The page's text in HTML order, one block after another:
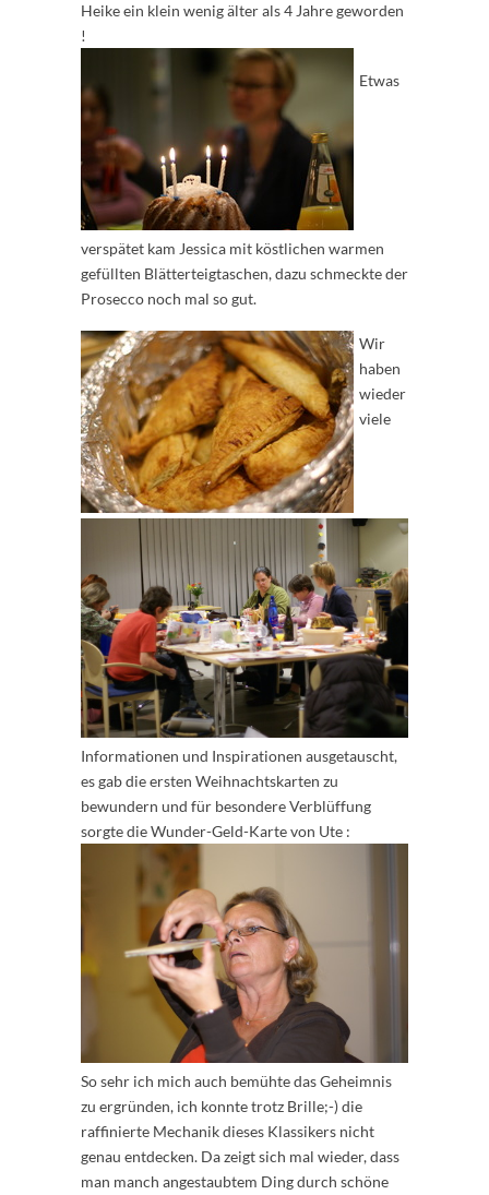
Heike ein klein wenig älter als 4 Jahre geworden
!
Etwas
verspätet kam Jessica mit köstlichen warmen
gefüllten Blätterteigtaschen, dazu schmeckte der
Prosecco noch mal so gut.
Wir
haben
wieder
viele
Informationen und Inspirationen ausgetauscht,
es gab die ersten Weihnachtskarten zu
bewundern und für besondere Verblüffung
sorgte die Wunder-Geld-Karte von Ute :
So sehr ich mich auch bemühte das Geheimnis
zu ergründen, ich konnte trotz Brille;-) die
raffinierte Mechanik dieses Klassikers nicht
genau entdecken. Da zeigt sich mal wieder, dass
man manch angestaubtem Ding durch schöne